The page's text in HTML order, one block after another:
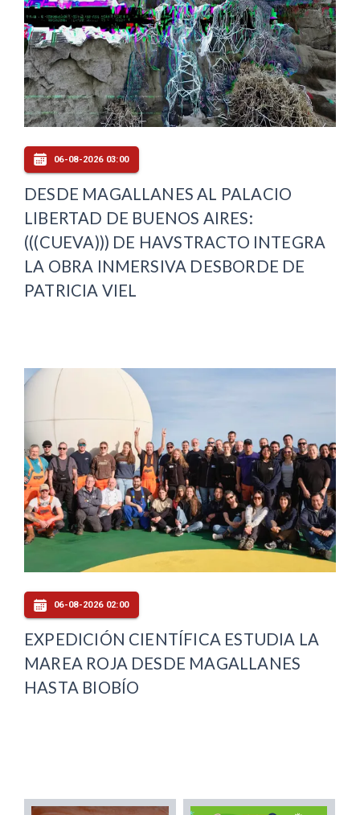
06-08-2026 03:00
DESDE MAGALLANES AL PALACIO
LIBERTAD DE BUENOS AIRES:
(((CUEVA))) DE HAVSTRACTO INTEGRA
LA OBRA INMERSIVA DESBORDE DE
PATRICIA VIEL
06-08-2026 02:00
EXPEDICIÓN CIENTÍFICA ESTUDIA LA
MAREA ROJA DESDE MAGALLANES
HASTA BIOBÍO